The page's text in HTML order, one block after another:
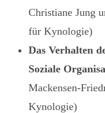
Christiane Jung
für Kynologie)
Das Verhalten
Soziale
Mackensen-
Kynologie)